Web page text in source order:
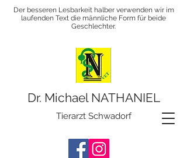
Der besseren Lesbarkeit halber verwenden wir im
laufenden Text die männliche Form für beide
Geschlechter.
Dr. Michael NATHANIEL
Tierarzt Schwadorf